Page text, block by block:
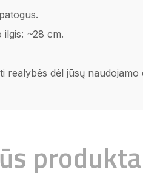
~28 cm.
realybės dėl jūsų